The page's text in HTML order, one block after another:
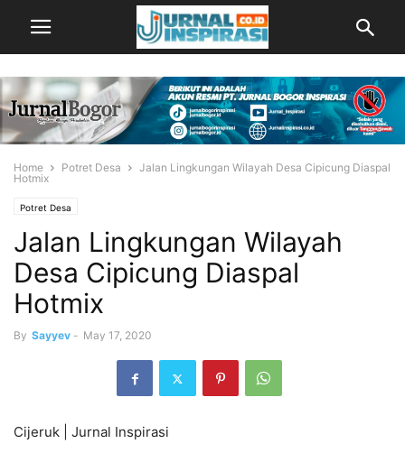
Home Potret Desa
Jalan Lingkungan Wilayah Desa Cipicung Diaspal
Hotmix
Potret Desa
Jalan Lingkungan Wilayah
Desa Cipicung Diaspal
Hotmix
By Sayyev - May 17, 2020
Cijeruk | Jurnal Inspirasi